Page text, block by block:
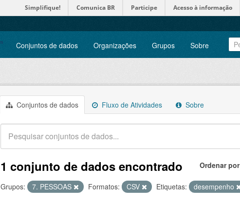
Simplifique! Comunica BR Participe Acesso à informação
Conjuntos de dados Organizações Grupos Sobre
Conjuntos de dados Fluxo de Atividades Sobre
Ordenar por
1 conjunto de dados encontrado
Grupos: 7. PESSOAS Formatos: CSV Etiquetas: desempenho